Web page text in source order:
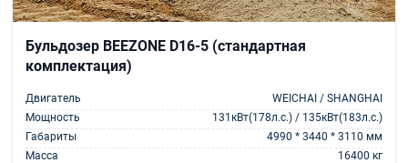
Бульдозер BEEZONE D16-5 (стандартная
комплектация)
Двигатель
WEICHAI / SHANGHAI
Мощность
131кВт(178л.с.) / 135кВт(183л.с.)
Габариты
4990 * 3440 * 3110 мм
Масса
16400 кг